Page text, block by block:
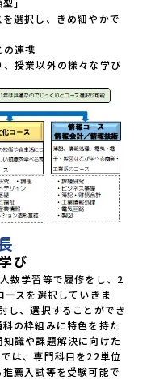
」
選択し、きめ細やかで
の連携
授業以外の様々な学び
び
数学習等で履修をし、2
スを選択していきま
し、選択することができ
の枠組みに特色を持た
識や課題解決に向けた
は、専門科目を22単位
薦入試等を受験可能で